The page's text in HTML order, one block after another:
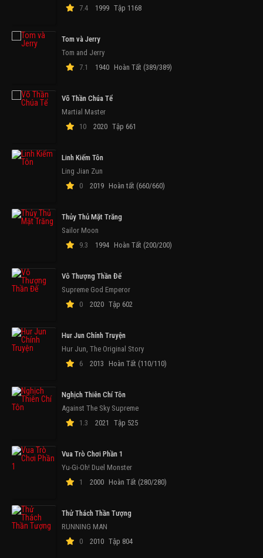
7.4
1999 Tập 1168
Tom và Jerry
Tom and Jerry
7.1
1940 Hoàn Tất (389/389)
Võ Thần Chúa Tể
Martial Master
10
2020 Tập 661
Linh Kiếm Tôn
Ling Jian Zun
0
2019 Hoàn tất (660/660)
Thủy Thủ Mặt Trăng
Sailor Moon
9.3
1994 Hoàn Tất (200/200)
Vô Thượng Thần Đế
Supreme God Emperor
0
2020 Tập 602
Hur Jun Chính Truyện
Hur Jun, The Original Story
6
2013 Hoàn Tất (110/110)
Nghịch Thiên Chí Tôn
Against The Sky Supreme
1.3
2021 Tập 525
Vua Trò Chơi Phần 1
Yu-Gi-Oh! Duel Monster
1
2000 Hoàn Tất (280/280)
Thử Thách Thần Tượng
RUNNING MAN
0
2010 Tập 804